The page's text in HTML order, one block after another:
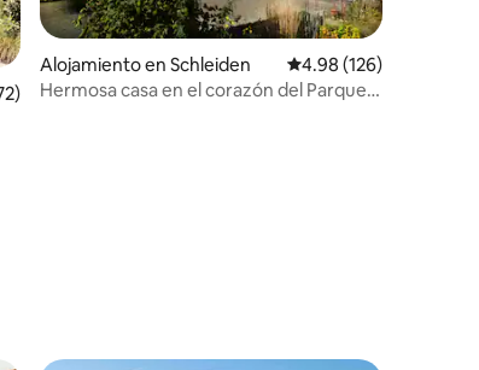
promedio: 4.9 de 5, 372 reseñas
Alojamiento en Schleiden Calificación promedio:
4.98 (126)
Hermosa casa en el corazón del Parque